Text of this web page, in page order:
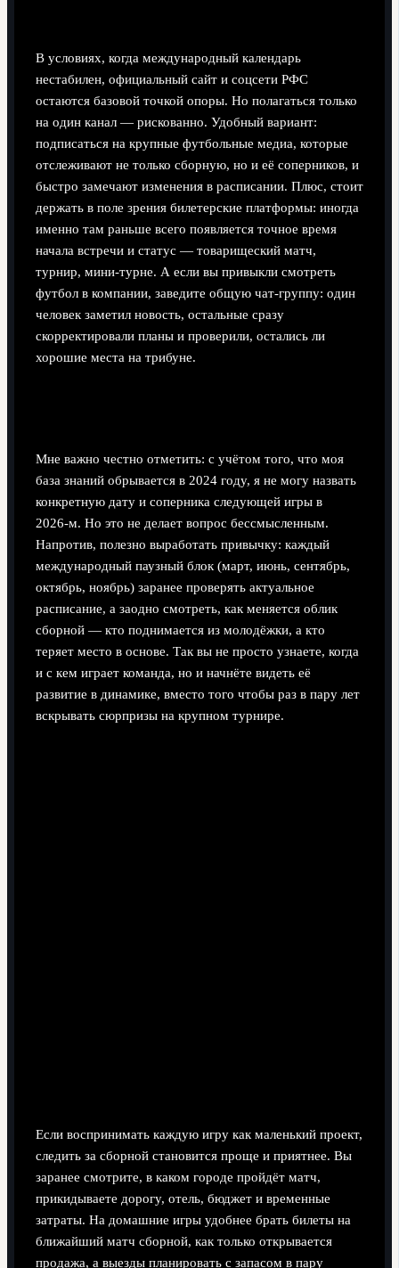
В условиях, когда международный календарь
нестабилен, официальный сайт и соцсети РФС
остаются базовой точкой опоры. Но полагаться только
на один канал — рискованно. Удобный вариант:
подписаться на крупные футбольные медиа, которые
отслеживают не только сборную, но и её соперников, и
быстро замечают изменения в расписании. Плюс, стоит
держать в поле зрения билетерские платформы: иногда
именно там раньше всего появляется точное время
начала встречи и статус — товарищеский матч,
турнир, мини‑турне. А если вы привыкли смотреть
футбол в компании, заведите общую чат‑группу: один
человек заметил новость, остальные сразу
скорректировали планы и проверили, остались ли
хорошие места на трибуне.
Мне важно честно отметить: с учётом того, что моя
база знаний обрывается в 2024 году, я не могу назвать
конкретную дату и соперника следующей игры в
2026‑м. Но это не делает вопрос бессмысленным.
Напротив, полезно выработать привычку: каждый
международный паузный блок (март, июнь, сентябрь,
октябрь, ноябрь) заранее проверять актуальное
расписание, а заодно смотреть, как меняется облик
сборной — кто поднимается из молодёжки, а кто
теряет место в основе. Так вы не просто узнаете, когда
и с кем играет команда, но и начнёте видеть её
развитие в динамике, вместо того чтобы раз в пару лет
вскрывать сюрпризы на крупном турнире.
Если воспринимать каждую игру как маленький проект,
следить за сборной становится проще и приятнее. Вы
заранее смотрите, в каком городе пройдёт матч,
прикидываете дорогу, отель, бюджет и временные
затраты. На домашние игры удобнее брать билеты на
ближайший матч сборной, как только открывается
продажа, а выезды планировать с запасом в пару